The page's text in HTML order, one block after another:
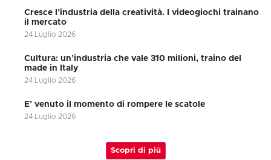
Cresce l’industria della creatività. I videogiochi trainano
il mercato
24 Luglio 2026
Cultura: un’industria che vale 310 milioni, traino del
made in Italy
24 Luglio 2026
E’ venuto il momento di rompere le scatole
24 Luglio 2026
Scopri di più